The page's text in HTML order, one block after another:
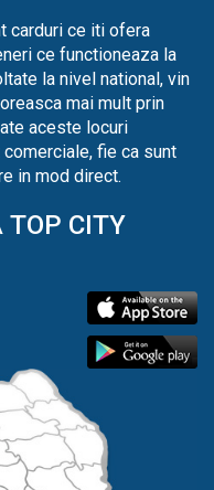
carduri ce iti ofera
ce functioneaza la
la nivel national, vin
mai mult prin
aceste locuri
fie ca sunt
in mod direct.
TOP CITY